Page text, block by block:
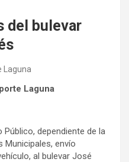
del bulevar
Laguna
Laguna
dependiente de la
Municipales, envío
al bulevar José